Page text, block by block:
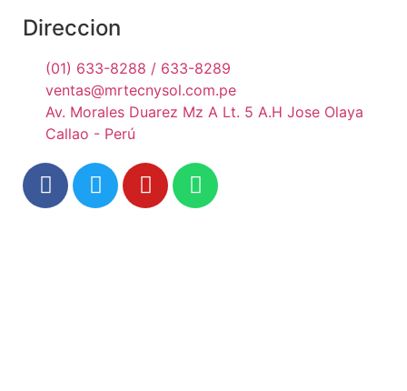
Direccion
(01) 633-8288 / 633-8289
ventas@mrtecnysol.com.pe
Av. Morales Duarez Mz A Lt. 5 A.H Jose Olaya
Callao - Perú